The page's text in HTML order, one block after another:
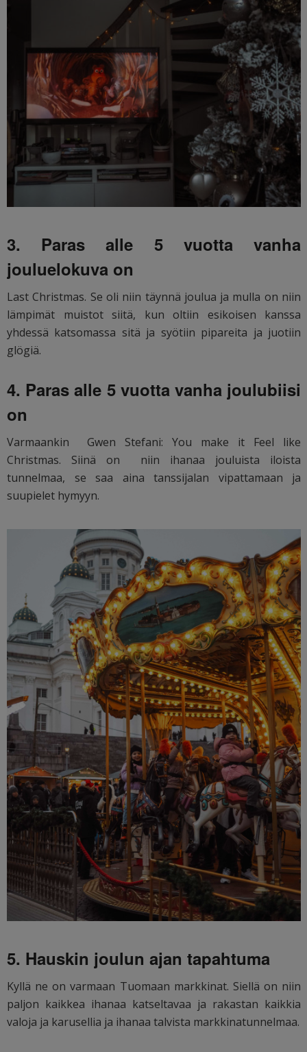
3. Paras alle 5 vuotta vanha
jouluelokuva on
Last Christmas. Se oli niin täynnä joulua ja mulla on niin
lämpimät muistot siitä, kun oltiin esikoisen kanssa
yhdessä katsomassa sitä ja syötiin pipareita ja juotiin
glögiä.
4. Paras alle 5 vuotta vanha joulubiisi
on
Varmaankin Gwen Stefani: You make it Feel like
Christmas. Siinä on niin ihanaa jouluista iloista
tunnelmaa, se saa aina tanssijalan vipattamaan ja
suupielet hymyyn.
5. Hauskin joulun ajan tapahtuma
Kyllä ne on varmaan Tuomaan markkinat. Siellä on niin
paljon kaikkea ihanaa katseltavaa ja rakastan kaikkia
valoja ja karusellia ja ihanaa talvista markkinatunnelmaa.